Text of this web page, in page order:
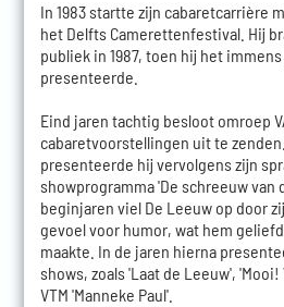
In 1983 startte zijn cabaretcarrière
het Delfts Camerettenfestival. Hij
publiek in 1987, toen hij het
presenteerde.
Eind jaren tachtig besloot omroep
cabaretvoorstellingen uit te zenden.
presenteerde hij vervolgens zijn
showprogramma 'De schreeuw van
beginjaren viel De Leeuw op door
gevoel voor humor, wat hem
maakte. In de jaren hierna
shows, zoals 'Laat de Leeuw',
VTM 'Manneke Paul'.